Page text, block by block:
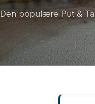
Den populære Put &